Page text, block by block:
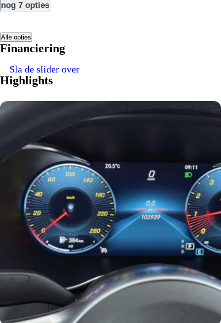
nog 7 opties
Alle opties
Financiering
Highlights
Sla de slider over